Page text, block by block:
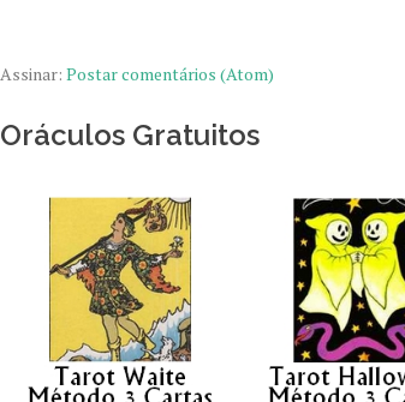
Assinar: Postar comentários (Atom)
Oráculos Gratuitos